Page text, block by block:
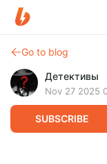
Go to blog
Детективы
Nov 27 2025
SUBSCRIBE